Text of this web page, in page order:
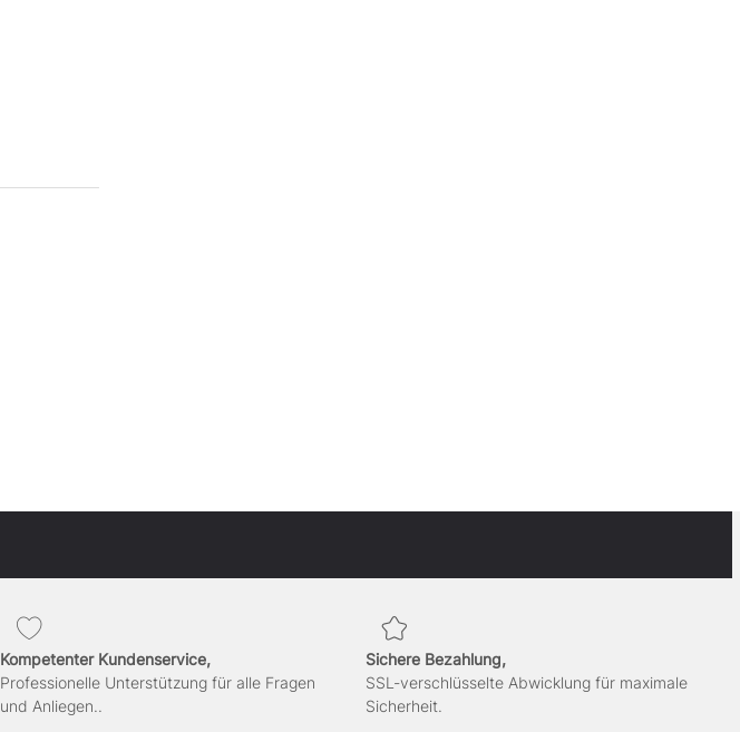
Kompetenter Kundenservice,
Professionelle Unterstützung für alle Fragen
und Anliegen..
Sichere Bezahlung,
SSL-verschlüsselte Abwicklung für maximale
Sicherheit.